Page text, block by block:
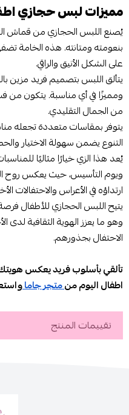
مميزات لبس حجازي
يُصنع اللبس الحجازي من قماش
بنعومته ومتانته. هذه الخامة
على الشكل الأنيق والراقي.
يتألق اللبس بتصميم فريد مزين
ومميزًا في أي مناسبة. يتكون
من الجمال التقليدي.
يتوفر بمقاسات متعددة تجعله
التنوع يضمن سهولة الاختيار
يُعد هذا الزي خيارًا مثاليًا
ويوم التأسيس، حيث يعكس روح
ارتداؤه في الأعراس والاحتفالات
يتيح اللبس الحجازي للأطفال
وهو ما يعزز الهوية الثقافية
الاحتفال بجذورهم.
تألقي بأسلوب فريد يعكس
اطفال اليوم منمتجر جاما
تقييمات المنتج